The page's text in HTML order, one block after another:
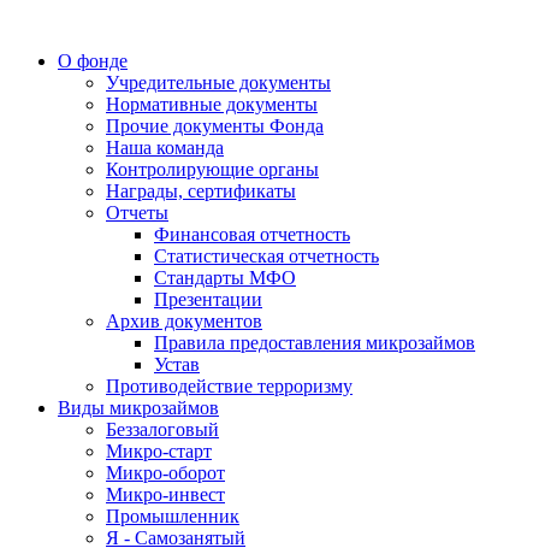
О фонде
Учредительные документы
Нормативные документы
Прочие документы Фонда
Наша команда
Контролирующие органы
Награды, сертификаты
Отчеты
Финансовая отчетность
Статистическая отчетность
Стандарты МФО
Презентации
Архив документов
Правила предоставления микрозаймов
Устав
Противодействие терроризму
Виды микрозаймов
Беззалоговый
Микро-старт
Микро-оборот
Микро-инвест
Промышленник
Я - Самозанятый